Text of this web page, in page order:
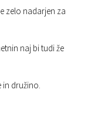
zelo nadarjen za
naj bi tudi že
in družino.